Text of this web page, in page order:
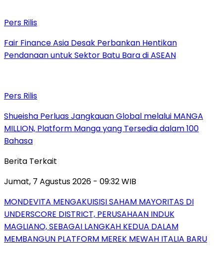
Pers Rilis
Fair Finance Asia Desak Perbankan Hentikan
Pendanaan untuk Sektor Batu Bara di ASEAN
Pers Rilis
Shueisha Perluas Jangkauan Global melalui MANGA
MILLION, Platform Manga yang Tersedia dalam 100
Bahasa
Berita Terkait
Jumat, 7 Agustus 2026 - 09:32 WIB
MONDEVITA MENGAKUISISI SAHAM MAYORITAS DI
UNDERSCORE DISTRICT, PERUSAHAAN INDUK
MAGLIANO, SEBAGAI LANGKAH KEDUA DALAM
MEMBANGUN PLATFORM MEREK MEWAH ITALIA BARU